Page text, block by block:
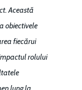
Această
obiectivele
fiecărui
rolului